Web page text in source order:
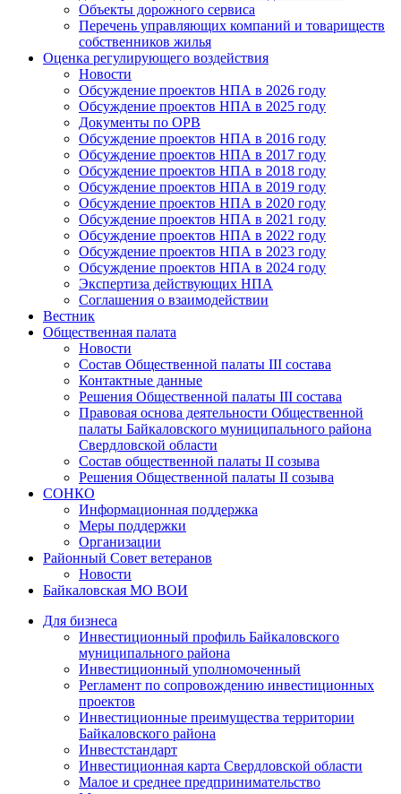
Объекты дорожного сервиса
Перечень управляющих компаний и товариществ
собственников жилья
Оценка регулирующего воздействия
Новости
Обсуждение проектов НПА в 2026 году
Обсуждение проектов НПА в 2025 году
Документы по ОРВ
Обсуждение проектов НПА в 2016 году
Обсуждение проектов НПА в 2017 году
Обсуждение проектов НПА в 2018 году
Обсуждение проектов НПА в 2019 году
Обсуждение проектов НПА в 2020 году
Обсуждение проектов НПА в 2021 году
Обсуждение проектов НПА в 2022 году
Обсуждение проектов НПА в 2023 году
Обсуждение проектов НПА в 2024 году
Экспертиза действующих НПА
Соглашения о взаимодействии
Вестник
Общественная палата
Новости
Состав Общественной палаты III состава
Контактные данные
Решения Общественной палаты III состава
Правовая основа деятельности Общественной
палаты Байкаловского муниципального района
Свердловской области
Состав общественной палаты II созыва
Решения Общественной палаты II созыва
СОНКО
Информационная поддержка
Меры поддержки
Организации
Районный Совет ветеранов
Новости
Байкаловская МО ВОИ
Для бизнеса
Инвестиционный профиль Байкаловского
муниципального района
Инвестиционный уполномоченный
Регламент по сопровождению инвестиционных
проектов
Инвестиционные преимущества территории
Байкаловского района
Инвестстандарт
Инвестиционная карта Свердловской области
Малое и среднее предпринимательство